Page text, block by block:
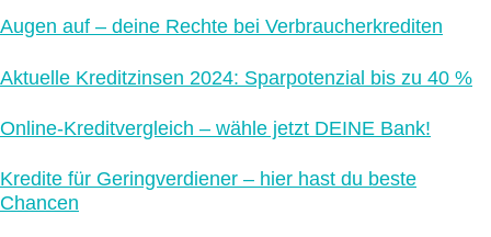
Augen auf – deine Rechte bei Verbraucherkrediten
Aktuelle Kreditzinsen 2024: Sparpotenzial bis zu 40 %
Online-Kreditvergleich – wähle jetzt DEINE Bank!
Kredite für Geringverdiener – hier hast du beste
Chancen